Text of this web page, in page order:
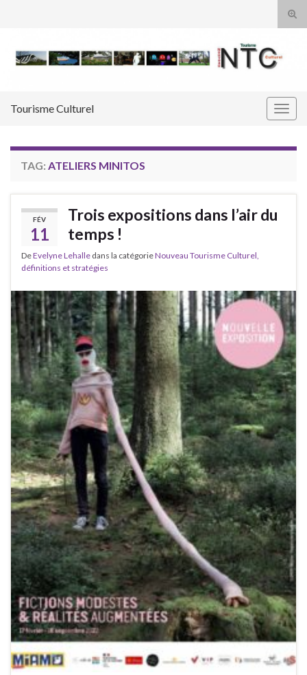
Tourisme Culturel
TAG: ATELIERS MINITOS
FÉV
11
Trois expositions dans l’air du
temps !
DeEvelyne Lehalle dans la catégorieNouveau Tourisme Culturel,
définitions et stratégies